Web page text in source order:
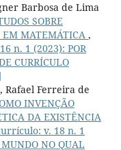
Barbosa de Lima
SOBRE
EM MATEMÁTICA ,
n. 1 (2023): POR
CURRÍCULO
Rafael Ferreira de
INVENÇÃO
DA EXISTÊNCIA
v. 18 n. 1
NO QUAL